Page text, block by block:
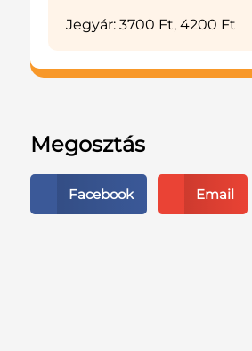
Jegyár: 3700 Ft, 4200 Ft
Megosztás
Facebook Email